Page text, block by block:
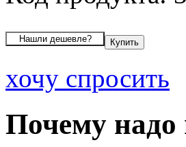
хочу спросить
Почему надо